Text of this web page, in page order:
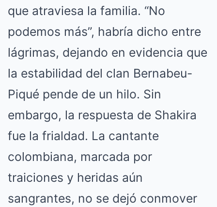
que atraviesa la familia. “No
podemos más”, habría dicho entre
lágrimas, dejando en evidencia que
la estabilidad del clan Bernabeu-
Piqué pende de un hilo. Sin
embargo, la respuesta de Shakira
fue la frialdad. La cantante
colombiana, marcada por
traiciones y heridas aún
sangrantes, no se dejó conmover